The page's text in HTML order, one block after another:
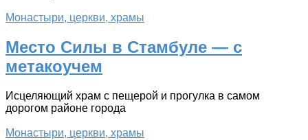
Монастыри, церкви, храмы
Место Силы в Стамбуле — с
метакоучем
Исцеляющий храм с пещерой и прогулка в самом
дорогом районе города
Монастыри, церкви, храмы